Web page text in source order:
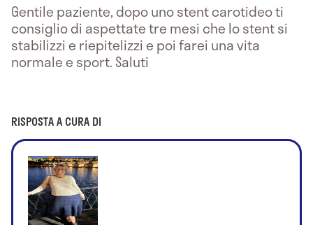
Gentile paziente, dopo uno stent carotideo ti
consiglio di aspettate tre mesi che lo stent si
stabilizzi e riepitelizzi e poi farei una vita
normale e sport. Saluti
RISPOSTA A CURA DI